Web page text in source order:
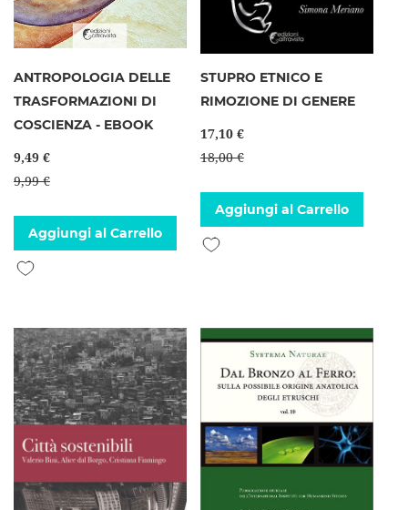
ANTROPOLOGIA DELLE
TRASFORMAZIONI DI
COSCIENZA - EBOOK
9,49 €
9,99 €
Aggiungi al Carrello
Aggiungi alla lista desideri
STUPRO ETNICO E
RIMOZIONE DI GENERE
17,10 €
18,00 €
Aggiungi al Carrello
Aggiungi alla lista desideri